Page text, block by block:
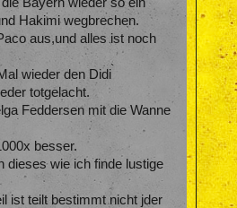
Hakimi wegbrechen.
aus,und alles ist noch
wieder den Didi
totgelacht.
Feddersen mit die Wanne
besser.
dieses wie ich finde lustige
ist teilt bestimmt nicht jder